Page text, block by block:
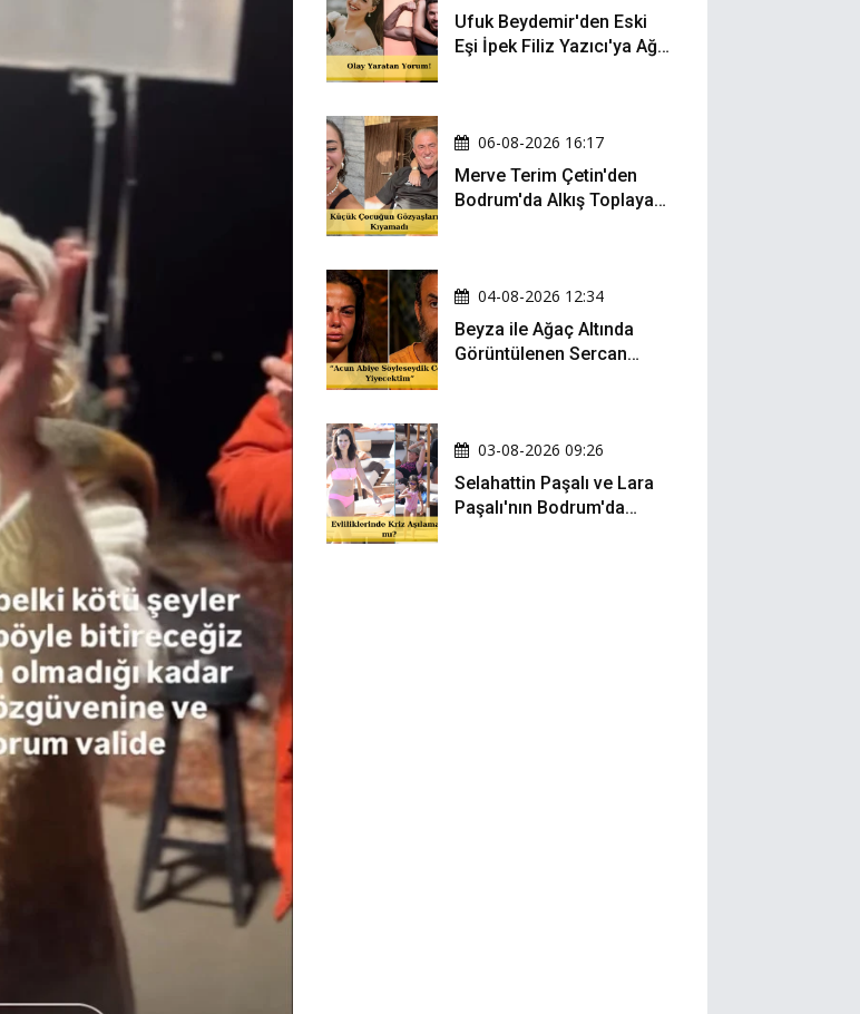
Ufuk Beydemir'den Eski
Eşi İpek Filiz Yazıcı'ya Ağır
06-08-2026 16:17
Merve Terim Çetin'den
Bodrum'da Alkış Toplayan
04-08-2026 12:34
Beyza ile Ağaç Altında
Görüntülenen Sercan
03-08-2026 09:26
Selahattin Paşalı ve Lara
Paşalı'nın Bodrum'da